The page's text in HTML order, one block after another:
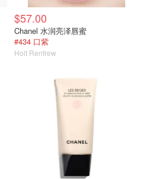
$57.00
Chanel 水润亮泽唇蜜
#434 口紫
Holt Renfrew